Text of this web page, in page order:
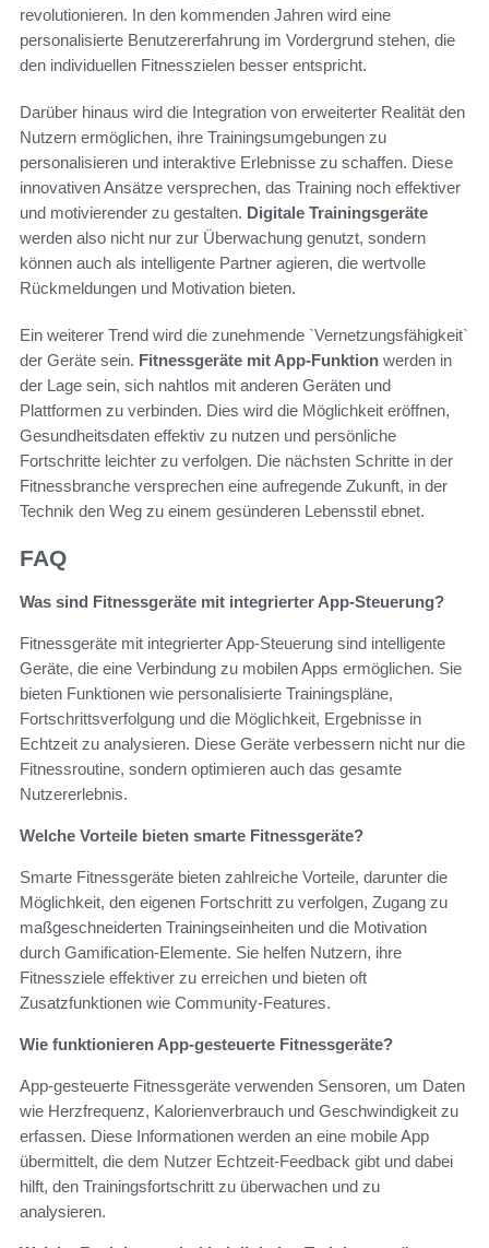
revolutionieren. In den kommenden Jahren wird eine
personalisierte Benutzererfahrung im Vordergrund stehen, die
den individuellen Fitnesszielen besser entspricht.
Darüber hinaus wird die Integration von erweiterter Realität den
Nutzern ermöglichen, ihre Trainingsumgebungen zu
personalisieren und interaktive Erlebnisse zu schaffen. Diese
innovativen Ansätze versprechen, das Training noch effektiver
und motivierender zu gestalten. Digitale Trainingsgeräte
werden also nicht nur zur Überwachung genutzt, sondern
können auch als intelligente Partner agieren, die wertvolle
Rückmeldungen und Motivation bieten.
Ein weiterer Trend wird die zunehmende `Vernetzungsfähigkeit`
der Geräte sein. Fitnessgeräte mit App-Funktion werden in
der Lage sein, sich nahtlos mit anderen Geräten und
Plattformen zu verbinden. Dies wird die Möglichkeit eröffnen,
Gesundheitsdaten effektiv zu nutzen und persönliche
Fortschritte leichter zu verfolgen. Die nächsten Schritte in der
Fitnessbranche versprechen eine aufregende Zukunft, in der
Technik den Weg zu einem gesünderen Lebensstil ebnet.
FAQ
Was sind Fitnessgeräte mit integrierter App-Steuerung?
Fitnessgeräte mit integrierter App-Steuerung sind intelligente
Geräte, die eine Verbindung zu mobilen Apps ermöglichen. Sie
bieten Funktionen wie personalisierte Trainingspläne,
Fortschrittsverfolgung und die Möglichkeit, Ergebnisse in
Echtzeit zu analysieren. Diese Geräte verbessern nicht nur die
Fitnessroutine, sondern optimieren auch das gesamte
Nutzererlebnis.
Welche Vorteile bieten smarte Fitnessgeräte?
Smarte Fitnessgeräte bieten zahlreiche Vorteile, darunter die
Möglichkeit, den eigenen Fortschritt zu verfolgen, Zugang zu
maßgeschneiderten Trainingseinheiten und die Motivation
durch Gamification-Elemente. Sie helfen Nutzern, ihre
Fitnessziele effektiver zu erreichen und bieten oft
Zusatzfunktionen wie Community-Features.
Wie funktionieren App-gesteuerte Fitnessgeräte?
App-gesteuerte Fitnessgeräte verwenden Sensoren, um Daten
wie Herzfrequenz, Kalorienverbrauch und Geschwindigkeit zu
erfassen. Diese Informationen werden an eine mobile App
übermittelt, die dem Nutzer Echtzeit-Feedback gibt und dabei
hilft, den Trainingsfortschritt zu überwachen und zu
analysieren.